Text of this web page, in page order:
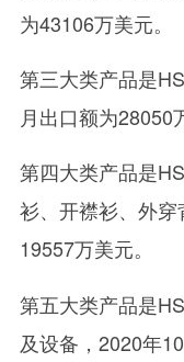
为43106万美元。
第三大类产品是
月出口额为28050
第四大类产品是
衫、开襟衫、外
19557万美元。
第五大类产品是
及设备，2020年